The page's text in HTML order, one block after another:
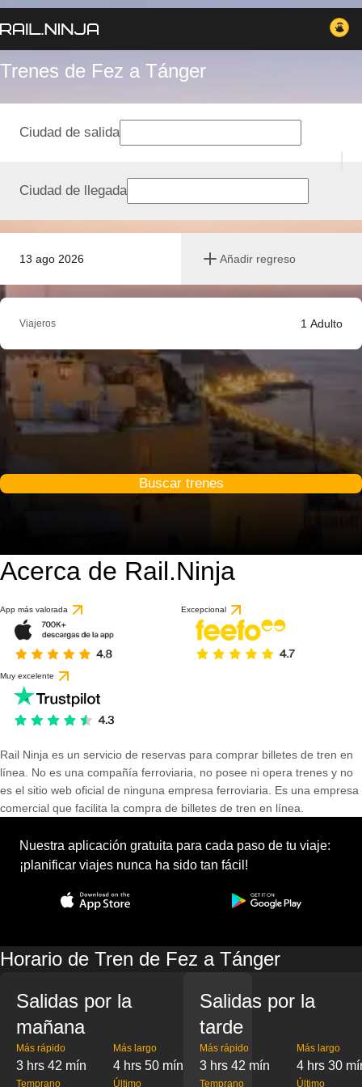
Trenes de Fez a Tánger
13 ago 2026 Añadir regreso
Ciudad de salida
Ciudad de llegada
Viajeros 1 Adulto
Buscar trenes
Acerca de Rail.Ninja
App más valorada Excepcional
Muy excelente
Rail Ninja es un servicio de reservas para comprar billetes de tren en
línea. No es una compañía ferroviaria, no posee ni opera trenes y no
es el sitio web oficial de ninguna empresa ferroviaria. Es una empresa
comercial que facilita la compra de billetes de tren en línea.
Nuestra aplicación gratuita para cada paso de tu viaje:
¡planificar viajes nunca ha sido tan fácil!
Horario de Tren de Fez a Tánger
Salidas por la
mañana
Más rápido
3 hrs 42 mín
Más largo
4 hrs 50 mín
Temprano Último
Salidas por la
tarde
Más rápido
3 hrs 42 mín
Más largo
4 hrs 30
Temprano Último